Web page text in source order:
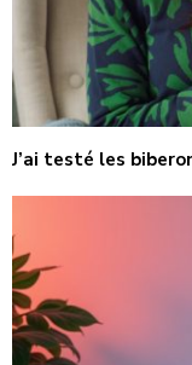
J’ai testé les